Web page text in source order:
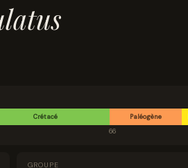
Crétacé Paléogène
66
GROUPE